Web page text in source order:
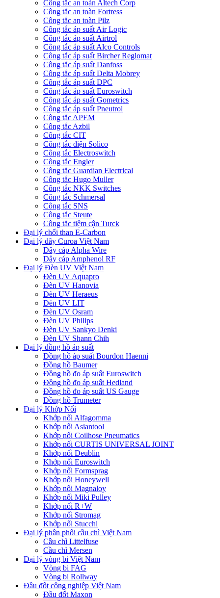
Công tắc an toàn Altech Corp
Công tắc an toàn Fortress
Công tắc an toàn Pilz
Công tắc áp suất Air Logic
Công tắc áp suất Airtrol
Công tắc áp suất Alco Controls
Công tắc áp suất Bircher Reglomat
Công tắc áp suất Danfoss
Công tắc áp suất Delta Mobrey
Công tắc áp suất DPC
Công tắc áp suất Euroswitch
Công tắc áp suất Gometrics
Công tắc áp suất Pneutrol
Công tắc APEM
Công tắc Azbil
Công tắc CIT
Công tắc điện Solico
Công tắc Electroswitch
Công tắc Engler
Công tắc Guardian Electrical
Công tắc Hugo Muller
Công tắc NKK Switches
Công tắc Schmersal
Công tắc SNS
Công tắc Steute
Công tắc tiệm cận Turck
Đại lý chổi than E-Carbon
Đại lý dây Curoa Việt Nam
Dây cáp Alpha Wire
Dây cáp Amphenol RF
Đại lý Đèn UV Việt Nam
Đèn UV Aquapro
Đèn UV Hanovia
Đèn UV Heraeus
Đèn UV LIT
Đèn UV Osram
Đèn UV Philips
Đèn UV Sankyo Denki
Đèn UV Shann Chih
Đại lý đồng hồ áp suất
Đồng hồ áp suất Bourdon Haenni
Đồng hồ Baumer
Đồng hồ đo áp suất Euroswitch
Đồng hồ đo áp suất Hedland
Đồng hồ đo áp suất US Gauge
Đồng hồ Trumeter
Đại lý Khớp Nối
Khớp nối Alfagomma
Khớp nối Asiantool
Khớp nối Coilhose Pneumatics
Khớp nối CURTIS UNIVERSAL JOINT
Khớp nối Deublin
Khớp nối Euroswitch
Khớp nối Formsprag
Khớp nối Honeywell
Khớp nối Magnaloy
Khớp nối Miki Pulley
Khớp nối R+W
Khớp nối Stromag
Khớp nối Stucchi
Đại lý phân phối cầu chì Việt Nam
Cầu chì Littelfuse
Cầu chì Mersen
Đại lý vòng bi Việt Nam
Vòng bi FAG
Vòng bi Rollway
Đầu đốt công nghiệp Việt Nam
Đầu đốt Maxon